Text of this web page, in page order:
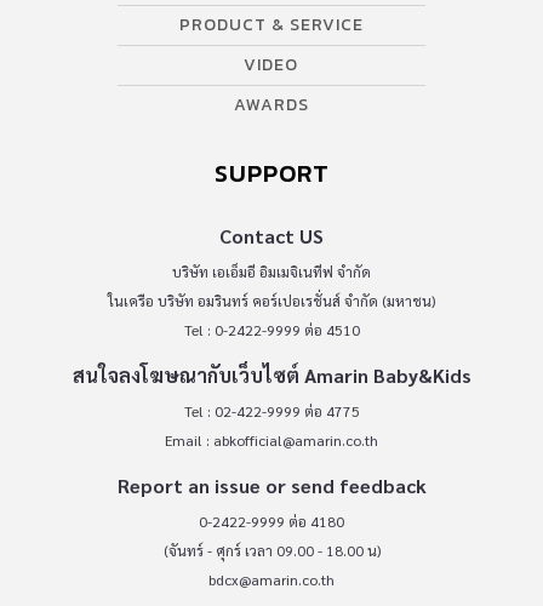
PRODUCT & SERVICE
VIDEO
AWARDS
SUPPORT
Contact US
บริษัท เอเอ็มอี อิมเมจิเนทีฟ จำกัด
ในเครือ บริษัท อมรินทร์ คอร์เปอเรชั่นส์ จำกัด (มหาชน)
Tel : 0-2422-9999 ต่อ 4510
สนใจลงโฆษณากับเว็บไซต์ Amarin Baby&Kids
Tel : 02-422-9999 ต่อ 4775
Email : abkofficial@amarin.co.th
Report an issue or send feedback
0-2422-9999 ต่อ 4180
(จันทร์ - ศุกร์ เวลา 09.00 - 18.00 น)
bdcx@amarin.co.th